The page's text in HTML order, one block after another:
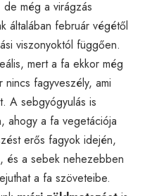
még a virágzás
általában február végétől
viszonyoktól függően.
mert a fa ekkor még
nincs fagyveszély, ami
A sebgyógyulás is
ahogy a fa vegetációja
erős fagyok idején,
és a sebek nehezebben
a fa szöveteibe.